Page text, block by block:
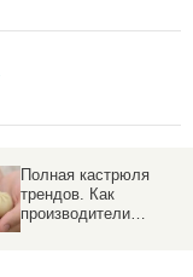
Полная кастрюля
трендов. Как
производители